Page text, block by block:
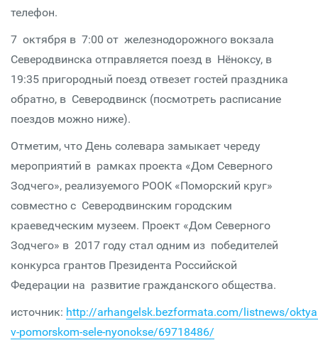
телефон.
7 октября в 7:00 от железнодорожного вокзала
Северодвинска отправляется поезд в Нёноксу, в
19:35 пригородный поезд отвезет гостей праздника
обратно, в Северодвинск (посмотреть расписание
поездов можно ниже).
Отметим, что День солевара замыкает череду
мероприятий в рамках проекта «Дом Северного
Зодчего», реализуемого РООК «Поморский круг»
совместно с Северодвинским городским
краеведческим музеем. Проект «Дом Северного
Зодчего» в 2017 году стал одним из победителей
конкурса грантов Президента Российской
Федерации на развитие гражданского общества.
источник: http://arhangelsk.bezformata.com/listnews/
v-pomorskom-sele-nyonokse/69718486/